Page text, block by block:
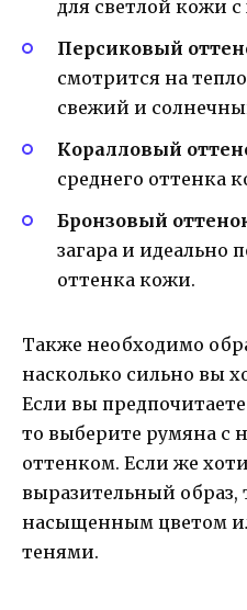
для светлой кожи
Персиковый
смотрится на
свежий и
Коралловый
среднего оттенка
Бронзовый
загара и идеально
оттенка кожи.
Также необходимо
насколько сильно вы
Если вы
то выберите румяна
оттенком. Если же
выразительный образ,
насыщенным цветом
тенями.